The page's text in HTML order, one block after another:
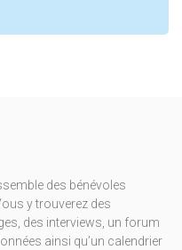
des bénévoles
y trouverez des
des interviews, un forum
ainsi qu’un calendrier